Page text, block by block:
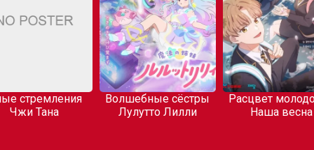
стремления
Чжи Тана
Волшебные сёстры
Лулутто Лилли
Расцвет
Наша весна